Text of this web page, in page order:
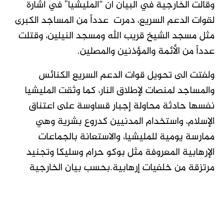
وقالت الخارجية في البيان ان “المليشيا” في اشارة
لقوات الدعم السريع، دمرت عدداً من المساجد الكبرى
مثل مسجد الشيخ قريب الله ومسجد النيلين، وقتلت
عدداً من الأئمة والمؤذنين والمصلين.
ولفتت الى تحويل قوات الدعم السريع الكنائس
والمساجد لمنصات لإطلاق النار، كما وثقت المليشيا
نفسها حادثة محاولة إجبار قساوسة على اعتناق
الإسلام، واستخدام المدنيين كدروع بشرية وهي
ممارسة يومية للمليشيا، والاستعانة بالجماعات
الإرهابية المعروفة مثل بوكو حرام وسليكا وتجنيد
مرتزقة من خلفيات إرهابية.بحسب بيان الخارجية